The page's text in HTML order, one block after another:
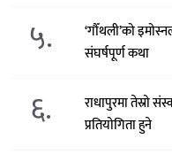
५.
‘गौँथली’को
संघर्षपूर्ण कथा
६.
राधापुरमा
प्रतियोगिता हुने